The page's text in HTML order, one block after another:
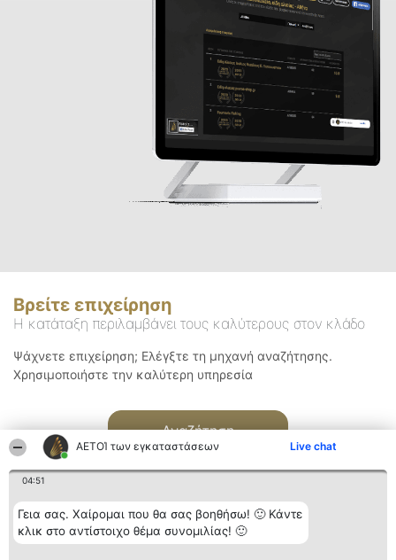
ΑΕΤΟΊ των εγκαταστάσεων Live chat
04:51
Γεια σας. Χαίρομαι που θα σας βοηθήσω! 🙂 Κάντε
κλικ στο αντίστοιχο θέμα συνομιλίας! 🙂
Βρείτε επιχείρηση
Η κατάταξη περιλαμβάνει τους καλύτερους στον κλάδο
Ψάχνετε επιχείρηση; Ελέγξτε τη μηχανή αναζήτησης.
Χρησιμοποιήστε την καλύτερη υπηρεσία
Αναζήτηση